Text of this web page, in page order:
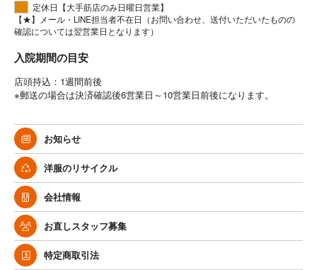
定休日【大手筋店のみ日曜日営業】
【★】メール・LINE担当者不在日（お問い合わせ、送付いただいたものの
確認については翌営業日となります）
入院期間の目安
店頭持込：1週間前後
※郵送の場合は決済確認後6営業日～10営業日前後になります。
お知らせ
洋服のリサイクル
会社情報
お直しスタッフ募集
特定商取引法